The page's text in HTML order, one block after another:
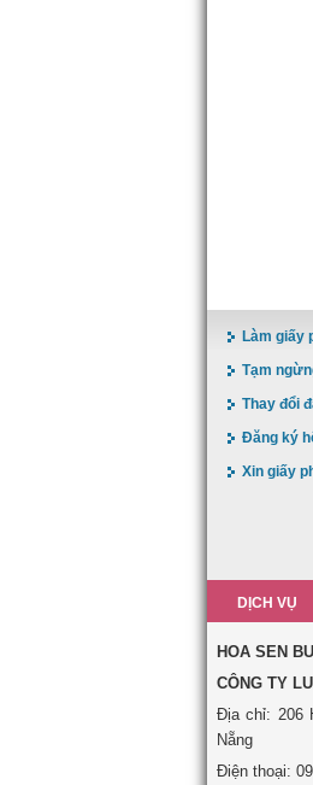
Làm giấy
Tạm
Thay đổi
Đăng ký
Xin giấy
DỊCH VỤ
HOA SEN
CÔNG TY
Địa chỉ: 206
Nẵng
Điện thoại: